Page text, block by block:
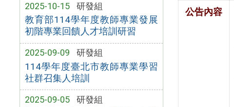
2025-10-15 研發組
教育部114學年度教師專業發展
初階專業回饋人才培訓研習
2025-09-09 研發組
114學年度臺北市教師專業學習
社群召集人培訓
2025-09-05 研發組
公告內容